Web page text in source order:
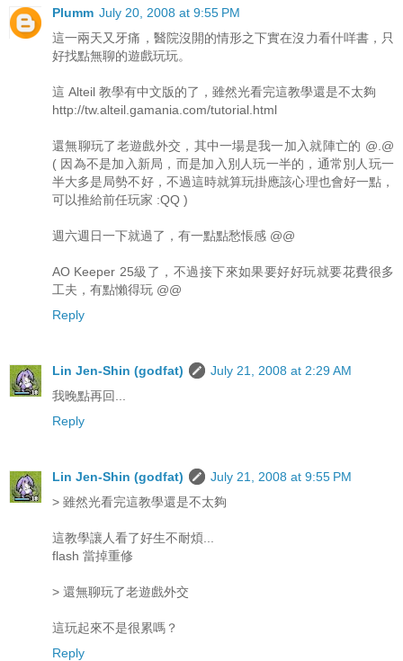
Plumm July 20, 2008 at 9:55 PM
這一兩天又牙痛，醫院沒開的情形之下實在沒力看什咩書，只
好找點無聊的遊戲玩玩。
這 Alteil 教學有中文版的了，雖然光看完這教學還是不太夠
http://tw.alteil.gamania.com/tutorial.html
還無聊玩了老遊戲外交，其中一場是我一加入就陣亡的 @.@
( 因為不是加入新局，而是加入別人玩一半的，通常別人玩一
半大多是局勢不好，不過這時就算玩掛應該心理也會好一點，
可以推給前任玩家 :QQ )
週六週日一下就過了，有一點點愁悵感 @@
AO Keeper 25級了，不過接下來如果要好好玩就要花費很多
工夫，有點懶得玩 @@
Reply
Lin Jen-Shin (godfat)
July 21, 2008 at 2:29 AM
我晚點再回...
Reply
Lin Jen-Shin (godfat)
July 21, 2008 at 9:55 PM
> 雖然光看完這教學還是不太夠
這教學讓人看了好生不耐煩...
flash 當掉重修
> 還無聊玩了老遊戲外交
這玩起來不是很累嗎？
Reply